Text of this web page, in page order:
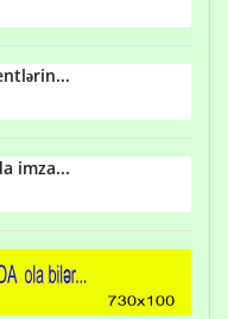
imza...